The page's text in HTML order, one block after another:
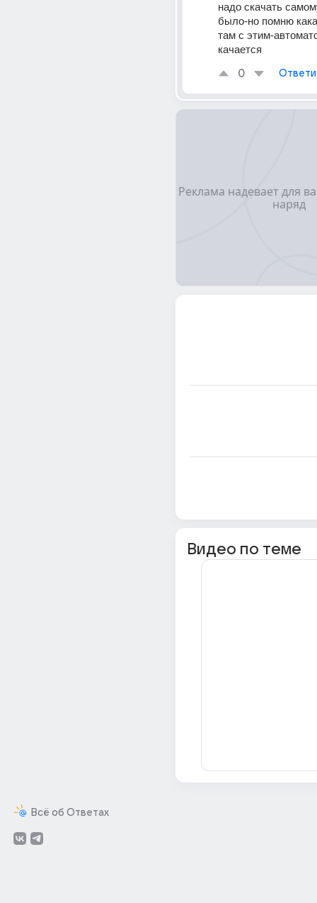
Всё об Ответах
надо скачать
было-но помню
там с этим-
качается
0
Видео по теме